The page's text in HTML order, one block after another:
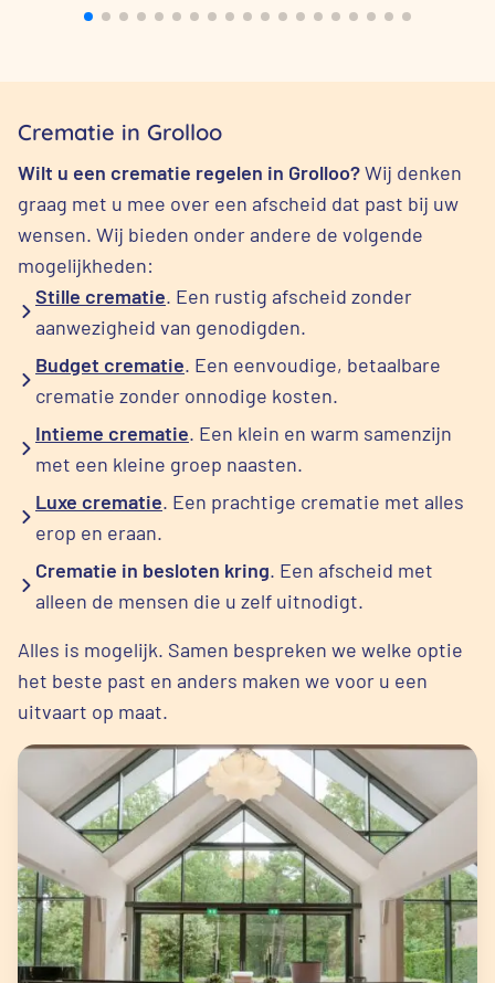
Crematie in Grolloo
Wilt u een crematie regelen in Grolloo?Wij denken
graag met u mee over een afscheid dat past bij uw
wensen. Wij bieden onder andere de volgende
mogelijkheden:
Stille crematie. Een rustig afscheid zonder
aanwezigheid van genodigden.
Budget crematie. Een eenvoudige, betaalbare
crematie zonder onnodige kosten.
Intieme crematie. Een klein en warm samenzijn
met een kleine groep naasten.
Luxe crematie. Een prachtige crematie met alles
erop en eraan.
Crematie in besloten kring. Een afscheid met
alleen de mensen die u zelf uitnodigt.
Alles is mogelijk. Samen bespreken we welke optie
het beste past en anders maken we voor u een
uitvaart op maat.